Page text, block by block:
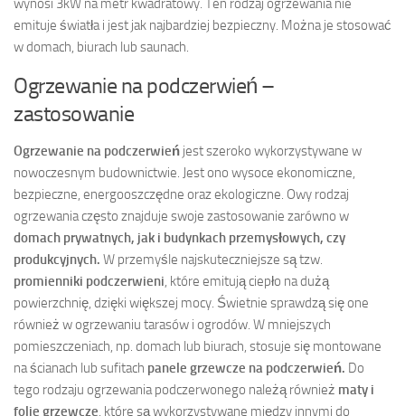
wynosi 3kW na metr kwadratowy. Ten rodzaj ogrzewania nie
emituje światła i jest jak najbardziej bezpieczny. Można je stosować
w domach, biurach lub saunach.
Ogrzewanie na podczerwień –
zastosowanie
Ogrzewanie na podczerwień jest szeroko wykorzystywane w
nowoczesnym budownictwie. Jest ono wysoce ekonomiczne,
bezpieczne, energooszczędne oraz ekologiczne. Owy rodzaj
ogrzewania często znajduje swoje zastosowanie zarówno w
domach prywatnych, jak i budynkach przemysłowych, czy
produkcyjnych. W przemyśle najskuteczniejsze są tzw.
promienniki podczerwieni, które emitują ciepło na dużą
powierzchnię, dzięki większej mocy. Świetnie sprawdzą się one
również w ogrzewaniu tarasów i ogrodów. W mniejszych
pomieszczeniach, np. domach lub biurach, stosuje się montowane
na ścianach lub sufitach panele grzewcze na podczerwień. Do
tego rodzaju ogrzewania podczerwonego należą również maty i
folie grzewcze, które są wykorzystywane między innymi do